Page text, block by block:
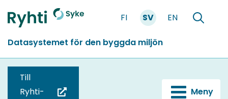
till
Förstasidan
FI SV EN
Söka
Datasystemet för den byggda miljön
Till
Ryhti-
Meny